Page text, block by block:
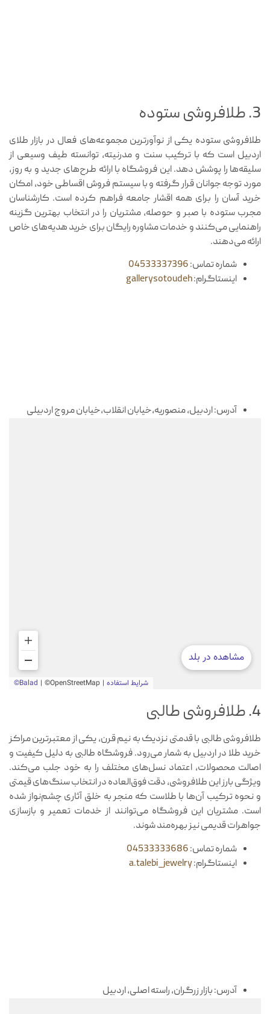
3. طلافروشی ستوده
طلافروشی ستوده یکی از نوآورترین مجموعه‌های فعال در بازار طلای
اردبیل است که با ترکیب سنت و مدرنیته، توانسته طیف وسیعی از
سلیقه‌ها را پوشش دهد. این فروشگاه با ارائه طرح‌های جدید و به روز،
مورد توجه جوانان قرار گرفته و با سیستم فروش اقساطی خود، امکان
خرید آسان را برای همه اقشار جامعه فراهم کرده است. کارشناسان
مجرب ستوده با صبر و حوصله، مشتریان را در انتخاب بهترین گزینه
راهنمایی می‌کنند و خدمات مشاوره رایگان برای خرید هدیه‌های خاص
ارائه می‌دهند.
شماره تماس:04533337396
اینستاگرام:gallerysotoudeh
آدرس: اردبیل، منصوریه،خیابان انقلاب،خیابان مروج اردبیلی
4. طلافروشی طالبی
طلافروشی طالبی با قدمتی نزدیک به نیم قرن، یکی از معتبرترین مراکز
خرید طلا در اردبیل به شمار می‌رود. فروشگاه طالبی به دلیل کیفیت و
اصالت محصولات، اعتماد نسل‌های مختلف را به خود جلب می‌کند.
ویژگی بارز این طلافروشی، دقت فوق‌العاده در انتخاب سنگ‌های قیمتی
و نحوه ترکیب آن‌ها با طلاست که منجر به خلق آثاری چشم‌نواز شده
است. مشتریان این فروشگاه می‌توانند از خدمات تعمیر و بازسازی
جواهرات قدیمی نیز بهره‌مند شوند.
شماره تماس:04533333686
اینستاگرام:a.talebi_jewelry
آدرس: بازار زرگران، راسته اصلی، اردبیل